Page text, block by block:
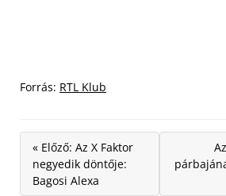
Forrás: RTL Klub
« Előző: Az X Faktor
negyedik döntője:
Bagosi Alexa